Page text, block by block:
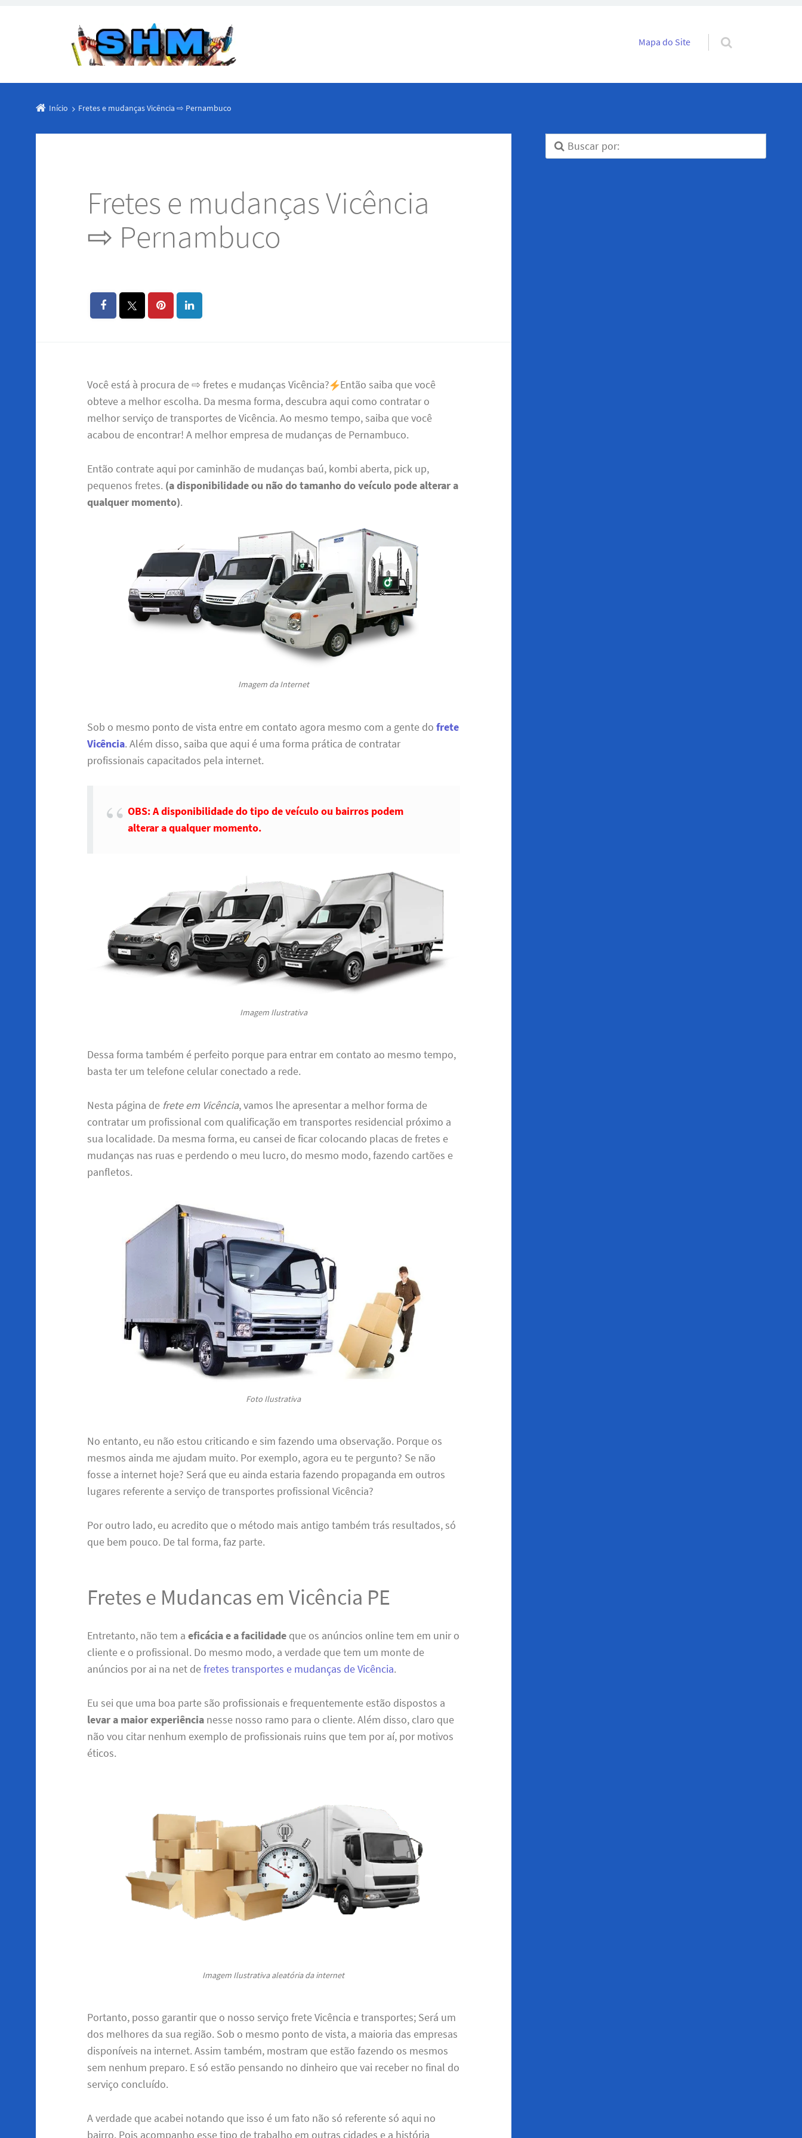
Pular para o conteúdo
Mapa do Site
Início Fretes e mudanças Vicência ⇨ Pernambuco
Fretes e mudanças Vicência
⇨ Pernambuco
Você está à procura de ⇨ fretes e mudanças Vicência?
Então saiba que você
obteve a melhor escolha. Da mesma forma, descubra aqui como contratar o
melhor serviço de transportes de Vicência. Ao mesmo tempo, saiba que você
acabou de encontrar! A melhor empresa de mudanças de Pernambuco.
Então contrate aqui por caminhão de mudanças baú, kombi aberta, pick up,
pequenos fretes. (a disponibilidade ou não do tamanho do veículo pode alterar a
qualquer momento).
Imagem da Internet
Sob o mesmo ponto de vista entre em contato agora mesmo com a gente dofrete
Vicência. Além disso, saiba que aqui é uma forma prática de contratar
profissionais capacitados pela internet.
OBS: A disponibilidade do tipo de veículo ou bairros podem
alterar a qualquer momento.
Imagem Ilustrativa
Dessa forma também é perfeito porque para entrar em contato ao mesmo tempo,
basta ter um telefone celular conectado a rede.
Nesta página de frete em Vicência, vamos lhe apresentar a melhor forma de
contratar um profissional com qualificação em transportes residencial próximo a
sua localidade. Da mesma forma, eu cansei de ficar colocando placas de fretes e
mudanças nas ruas e perdendo o meu lucro, do mesmo modo, fazendo cartões e
panfletos.
Foto Ilustrativa
No entanto, eu não estou criticando e sim fazendo uma observação. Porque os
mesmos ainda me ajudam muito. Por exemplo, agora eu te pergunto? Se não
fosse a internet hoje? Será que eu ainda estaria fazendo propaganda em outros
lugares referente a serviço de transportes profissional Vicência?
Por outro lado, eu acredito que o método mais antigo também trás resultados, só
que bem pouco. De tal forma, faz parte.
Fretes e Mudancas em Vicência PE
Entretanto, não tem aeficácia e a facilidade que os anúncios online tem em unir o
cliente e o profissional. Do mesmo modo, a verdade que tem um monte de
anúncios por ai na net defretes transportes e mudanças de Vicência.
Eu sei que uma boa parte são profissionais e frequentemente estão dispostos a
levar a maior experiência nesse nosso ramo para o cliente. Além disso, claro que
não vou citar nenhum exemplo de profissionais ruins que tem por aí, por motivos
éticos.
Imagem Ilustrativa aleatória da internet
Portanto, posso garantir que o nosso serviço frete Vicência e transportes; Será um
dos melhores da sua região. Sob o mesmo ponto de vista, a maioria das empresas
disponíveis na internet. Assim também, mostram que estão fazendo os mesmos
sem nenhum preparo. E só estão pensando no dinheiro que vai receber no final do
serviço concluído.
A verdade que acabei notando que isso é um fato não só referente só aqui no
bairro. Pois acompanho esse tipo de trabalho em outras cidades e a história